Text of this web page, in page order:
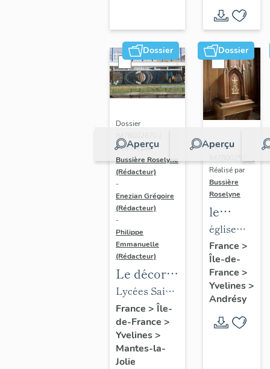
Dossier
Aperçu
Dossier
IM78002670 |
Réalisé par
Bussière Roselyne
(Rédacteur)
-
Enezian Grégoire
(Rédacteur)
-
Philippe
Emmanuelle
(Rédacteur)
Le décor
des lycées
de Mantes
Lycées Saint-
Exupéry et
Jean Rostand
France > Île-
de-France >
Yvelines>
Mantes-la-
Jolie
Dossier
Aperçu
Dossier
Réalisé par
Bussière
Roselyne
le
mobilier
de
l'église
Saint-
Germain-
de-
Paris
église
paroissiale
Saint-
Germain
France >
Île-de-
France >
Yvelines>
Andrésy